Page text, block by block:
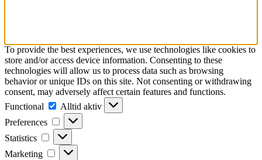
To provide the best experiences, we use technologies like cookies to
store and/or access device information. Consenting to these
technologies will allow us to process data such as browsing
behavior or unique IDs on this site. Not consenting or withdrawing
consent, may adversely affect certain features and functions.
Functional
Functional
Alltid aktiv
Preferences
Preferences
Statistics Statistics
Marketing Marketing